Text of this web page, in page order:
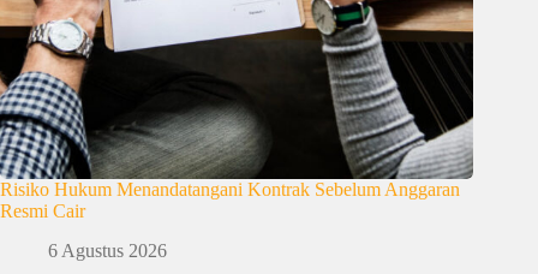
Risiko Hukum Menandatangani Kontrak Sebelum Anggaran
Resmi Cair
6 Agustus 2026